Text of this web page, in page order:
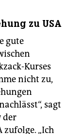
zu USA
gute
Kurses
nicht zu,
sagt
der
„Ich